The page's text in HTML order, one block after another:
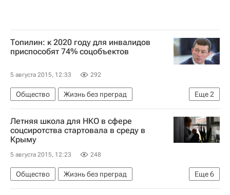
Топилин: к 2020 году для инвалидов
приспособят 74% соцобъектов
5 августа 2015, 12:33 292
Еще2
Общество
Жизнь без преград
Максим Топилин
Здоровье
Летняя школа для НКО в сфере
соцсиротства стартовала в среду в
Крыму
5 августа 2015, 12:23 248
Еще6
Общество
Жизнь без преград
Республика Крым
Европа
Весь мир